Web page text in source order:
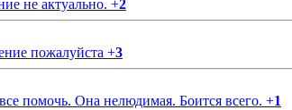
не актуально. +2
пожалуйста +3
помочь. Она нелюдимая. Боится всего. +1